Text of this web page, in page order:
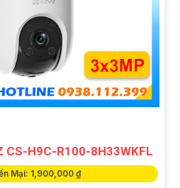
CS-H9C-R100-8H33WKFL
Mại: 1,900,000 ₫